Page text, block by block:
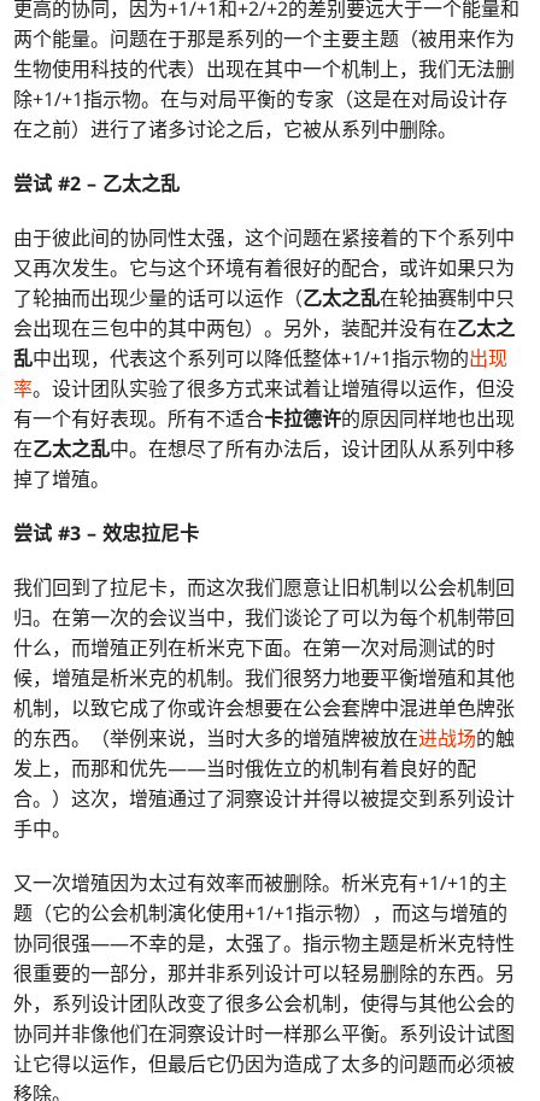
更高的协同，因为+1/+1和+2/+2的差别要远大于一个能量和
两个能量。问题在于那是系列的一个主要主题（被用来作为
生物使用科技的代表）出现在其中一个机制上，我们无法删
除+1/+1指示物。在与对局平衡的专家（这是在对局设计存
在之前）进行了诸多讨论之后，它被从系列中删除。
尝试 #2 – 乙太之乱
由于彼此间的协同性太强，这个问题在紧接着的下个系列中
又再次发生。它与这个环境有着很好的配合，或许如果只为
了轮抽而出现少量的话可以运作（乙太之乱在轮抽赛制中只
会出现在三包中的其中两包）。另外，装配并没有在乙太之
乱中出现，代表这个系列可以降低整体+1/+1指示物的出现
率。设计团队实验了很多方式来试着让增殖得以运作，但没
有一个有好表现。所有不适合卡拉德许的原因同样地也出现
在乙太之乱中。在想尽了所有办法后，设计团队从系列中移
掉了增殖。
尝试 #3 –效忠拉尼卡
我们回到了拉尼卡，而这次我们愿意让旧机制以公会机制回
归。在第一次的会议当中，我们谈论了可以为每个机制带回
什么，而增殖正列在析米克下面。在第一次对局测试的时
候，增殖是析米克的机制。我们很努力地要平衡增殖和其他
机制，以致它成了你或许会想要在公会套牌中混进单色牌张
的东西。（举例来说，当时大多的增殖牌被放在进战场的触
发上，而那和优先——当时俄佐立的机制有着良好的配
合。）这次，增殖通过了洞察设计并得以被提交到系列设计
手中。
又一次增殖因为太过有效率而被删除。析米克有+1/+1的主
题（它的公会机制演化使用+1/+1指示物），而这与增殖的
协同很强——不幸的是，太强了。指示物主题是析米克特性
很重要的一部分，那并非系列设计可以轻易删除的东西。另
外，系列设计团队改变了很多公会机制，使得与其他公会的
协同并非像他们在洞察设计时一样那么平衡。系列设计试图
让它得以运作，但最后它仍因为造成了太多的问题而必须被
移除。